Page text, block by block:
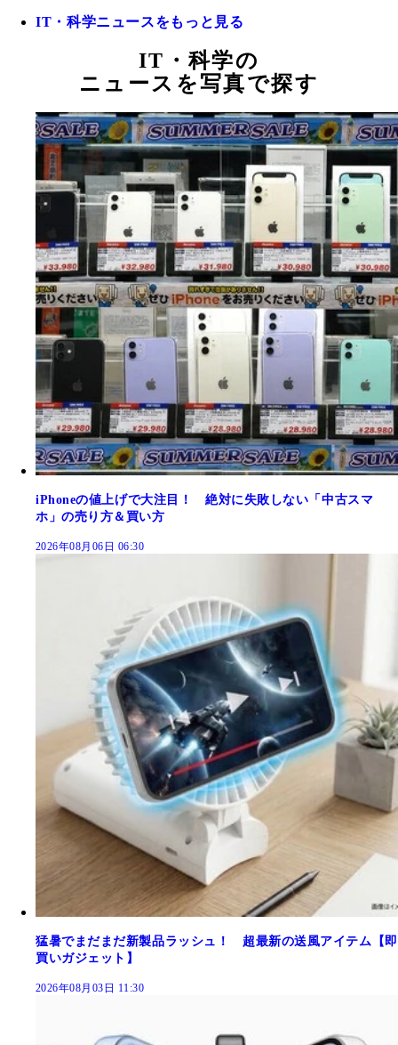
IT・科学ニュースをもっと見る
IT・科学の
ニュースを写真で探す
iPhoneの値上げで大注目！ 絶対に失敗しない「中古スマ
ホ」の売り方＆買い方
2026年08月06日 06:30
猛暑でまだまだ新製品ラッシュ！ 超最新の送風アイテム【即
買いガジェット】
2026年08月03日 11:30